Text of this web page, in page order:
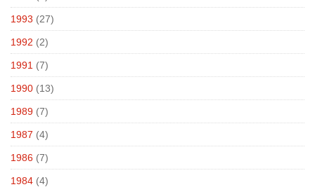
1993 (27)
1992 (2)
1991 (7)
1990 (13)
1989 (7)
1987 (4)
1986 (7)
1984 (4)